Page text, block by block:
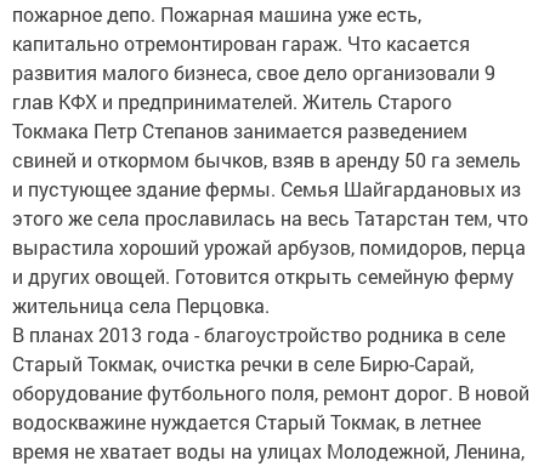
пожарное депо. Пожарная машина уже есть,
капитально отремонтирован гараж. Что касается
развития малого бизнеса, свое дело организовали 9
глав КФХ и предпринимателей. Житель Старого
Токмака Петр Степанов занимается разведением
свиней и откормом бычков, взяв в аренду 50 га земель
и пустующее здание фермы. Семья Шайгардановых из
этого же села прославилась на весь Татарстан тем, что
вырастила хороший урожай арбузов, помидоров, перца
и других овощей. Готовится открыть семейную ферму
жительница села Перцовка.
В планах 2013 года - благоустройство родника в селе
Старый Токмак, очистка речки в селе Бирю-Сарай,
оборудование футбольного поля, ремонт дорог. В новой
водоскважине нуждается Старый Токмак, в летнее
время не хватает воды на улицах Молодежной, Ленина,